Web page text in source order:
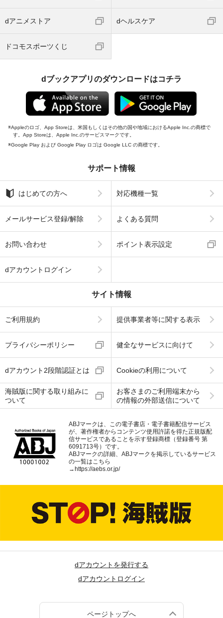
dアニメストア dヘルスケア
ドコモスポーツくじ
dブックアプリのダウンロードはコチラ
Appleのロゴ、App Storeは、米国もしくはその他の国や地域におけるApple Inc.の商標で
す。App Storeは、Apple Inc.のサービスマークです。
Google Play および Google Play ロゴは Google LLC の商標です。
サポート情報
はじめての方へ 対応機種一覧
メールサービス登録/解除 よくある質問
お問い合わせ ポイント表示設定
dアカウントログイン
サイト情報
ご利用規約 提供事業者等に関する表示
プライバシーポリシー 健全なサービスに向けて
dアカウント2段階認証とは Cookieの利用について
海賊版に関する取り組みに
ついて
お客さまのご利用端末から
の情報の外部送信について
ABJマークは、この電子書店・電子書籍配信サービス
が、著作権者からコンテンツ使用許諾を得た正規版配
信サービスであることを示す登録商標（登録番号 第
6091713号）です。
ABJマークの詳細、ABJマークを掲示しているサービス
の一覧はこちら
→ https://aebs.or.jp/
dアカウントを発行する
dアカウントログイン
ページトップへ